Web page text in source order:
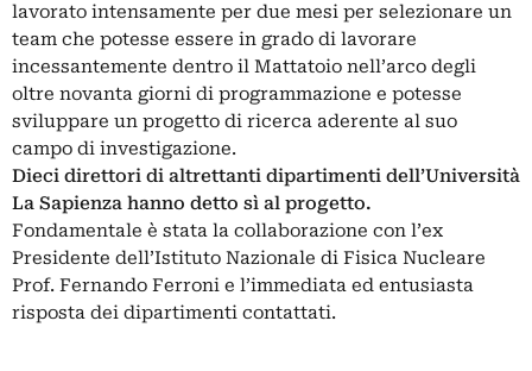
lavorato intensamente per due mesi per selezionare un
team che potesse essere in grado di lavorare
incessantemente dentro il Mattatoio nell’arco degli
oltre novanta giorni di programmazione e potesse
sviluppare un progetto di ricerca aderente al suo
campo di investigazione.
Dieci direttori di altrettanti dipartimenti dell’Università
La Sapienza hanno detto sì al progetto.
Fondamentale è stata la collaborazione con l’ex
Presidente dell’Istituto Nazionale di Fisica Nucleare
Prof. Fernando Ferroni e l’immediata ed entusiasta
risposta dei dipartimenti contattati.